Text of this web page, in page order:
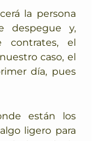
la persona
despegue y,
contrates, el
caso, el
día, pues
están los
ligero para